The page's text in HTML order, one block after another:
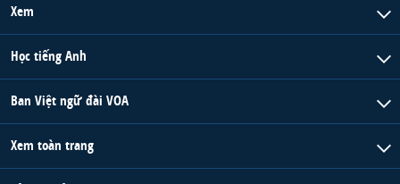
Xem
Học tiếng Anh
Ban Việt ngữ đài VOA
Xem toàn trang